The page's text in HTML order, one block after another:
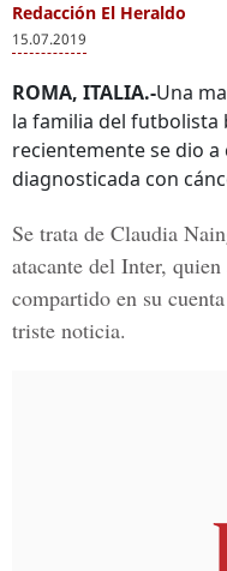
Redacción El Heraldo
15.07.2019
ROMA, ITALIA.-Una
la familia del futbolista
recientemente se dio
diagnosticada con
Se trata de Claudia
atacante del Inter, quien
compartido en su
triste noticia.